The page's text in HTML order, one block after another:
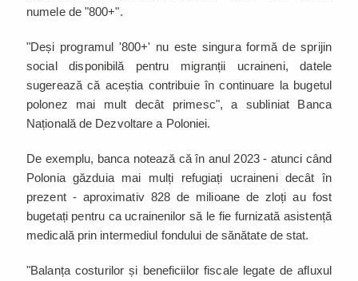
numele de "800+".
"Deși programul '800+' nu este singura formă de sprijin
social disponibilă pentru migranții ucraineni, datele
sugerează că aceștia contribuie în continuare la bugetul
polonez mai mult decât primesc", a subliniat Banca
Națională de Dezvoltare a Poloniei.
De exemplu, banca notează că în anul 2023 - atunci când
Polonia găzduia mai mulți refugiați ucraineni decât în
prezent - aproximativ 828 de milioane de zloți au fost
bugetați pentru ca ucrainenilor să le fie furnizată asistență
medicală prin intermediul fondului de sănătate de stat.
"Balanța costurilor și beneficiilor fiscale legate de afluxul